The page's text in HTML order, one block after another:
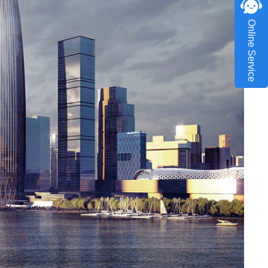
Online Service